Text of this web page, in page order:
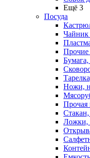
Ещё 3
Посуда
Чайник
Прочие
Ножи,
Прочая
Ложки,